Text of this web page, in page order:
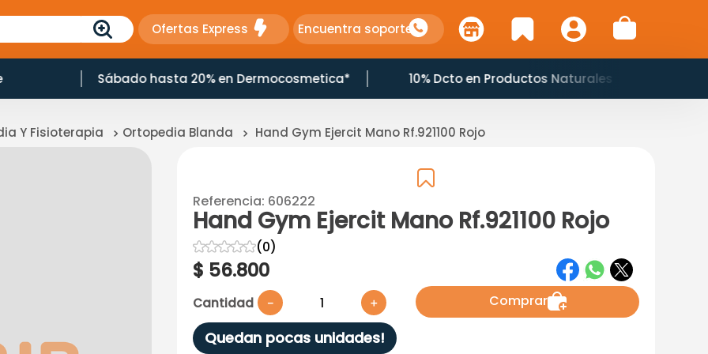
Ofertas Express Encuentra soporte
Sábado hasta 20% en Dermocosmetica* 10% Dcto en Productos Naturales
Y Fisioterapia Ortopedia Blanda Hand Gym Ejercit Mano Rf.921100 Rojo
Referencia: 606222
Hand Gym Ejercit Mano Rf.921100 Rojo
☆☆☆☆☆(0)
$ 56.800
Cantidad ＋
－ Comprar
Quedan pocas unidades!